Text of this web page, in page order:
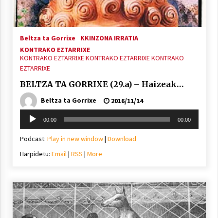
Arrosaren 20 urteez
Hala Bedi irratiko Hizpidea saioan
Arrosaren 20 urteez
Zebrabidearen denboraldi amaiera
EHZtik
2021/07/01
Beltza ta Gorrixe
KKINZONA IRRATIA
KONTRAKO EZTARRIXE
KONTRAKO EZTARRIXEKONTRAKO EZTARRIXEKONTRAKO
EZTARRIXE
BELTZA TA GORRIXE (29.a) – Haizeak…
Beltza ta Gorrixe
2016/11/14
Soinu
erreproduzigailua
00:00 00:00
Podcast: Play in new window| Download
Harpidetu: Email| RSS | More